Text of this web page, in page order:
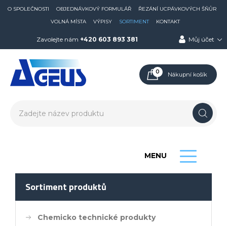
O SPOLEČNOSTI OBJEDNÁVKOVÝ FORMULÁŘ
ŘEZÁNÍ UCPÁVKOVÝCH ŠŇŮR
VOLNÁ MÍSTA
VÝPISY SORTIMENT KONTAKT
Zavolejte nám +420 603 893 381 Můj účet
0 Nákupní košík
MENU
Sortiment produktů
Chemicko technické produkty